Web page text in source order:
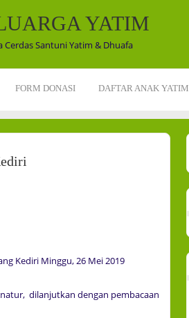
YATIM
Cerdas Santuni Yatim & Dhuafa
FORM DONASI DAFTAR ANAK YATIM
Kediri Minggu, 26 Mei 2019
dilanjutkan dengan pembacaan